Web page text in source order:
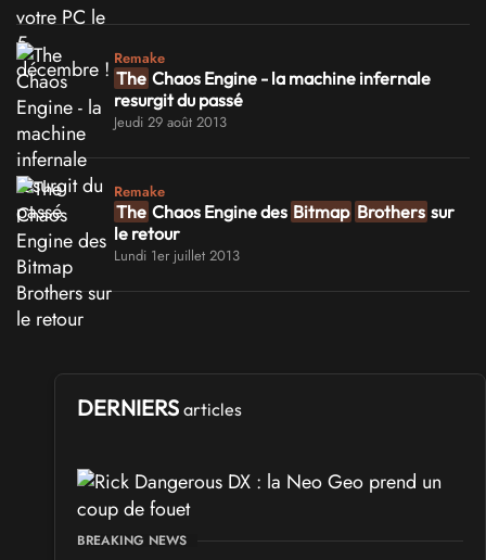
Remake
The Chaos Engine - la machine infernale
resurgit du passé
Jeudi 29 août 2013
Remake
The Chaos Engine des Bitmap Brothers sur
le retour
Lundi 1er juillet 2013
DERNIERS articles
BREAKING NEWS